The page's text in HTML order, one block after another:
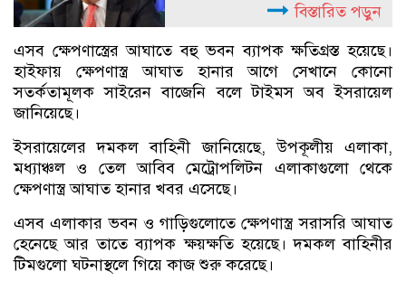
বিস্তারিত পড়ুন
এসব ক্ষেপণাস্ত্রের আঘাতে বহু ভবন ব্যাপক ক্ষতিগ্রস্ত হয়েছে।
হাইফায় ক্ষেপণাস্ত্র আঘাত হানার আগে সেখানে কোনো
সতর্কতামূলক সাইরেন বাজেনি বলে টাইমস অব ইসরায়েল
জানিয়েছে।
ইসরায়েলের দমকল বাহিনী জানিয়েছে, উপকূলীয় এলাকা,
মধ্যাঞ্চল ও তেল আবিব মেট্রোপলিটন এলাকাগুলো থেকে
ক্ষেপণাস্ত্র আঘাত হানার খবর এসেছে।
এসব এলাকার ভবন ও গাড়িগুলোতে ক্ষেপণাস্ত্র সরাসরি আঘাত
হেনেছে আর তাতে ব্যাপক ক্ষয়ক্ষতি হয়েছে। দমকল বাহিনীর
টিমগুলো ঘটনাস্থলে গিয়ে কাজ শুরু করেছে।